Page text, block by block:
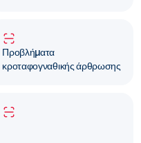
Προβλήματα
κροταφογναθικής άρθρωσης